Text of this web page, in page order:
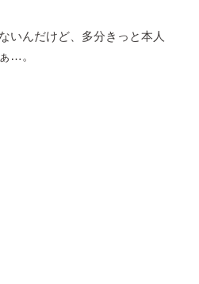
いんだけど、多分きっと本人
…。